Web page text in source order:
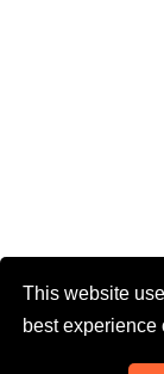
This website
best experience